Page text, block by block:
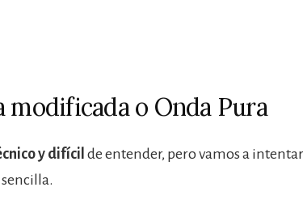
modificada o Onda Pura
y difícil de entender, pero vamos a intentar